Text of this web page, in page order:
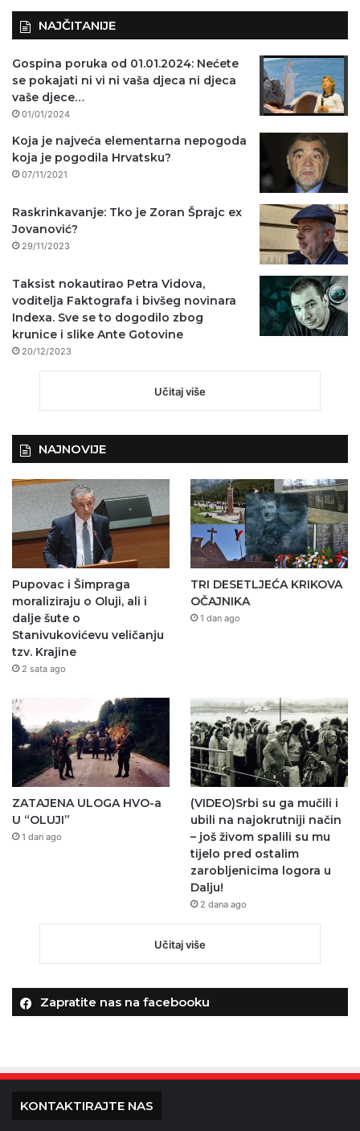
NAJČITANIJE
Gospina poruka od 01.01.2024: Nećete
se pokajati ni vi ni vaša djeca ni djeca
vaše djece…
01/01/2024
Koja je najveća elementarna nepogoda
koja je pogodila Hrvatsku?
07/11/2021
Raskrinkavanje: Tko je Zoran Šprajc ex
Jovanović?
29/11/2023
Taksist nokautirao Petra Vidova,
voditelja Faktografa i bivšeg novinara
Indexa. Sve se to dogodilo zbog
krunice i slike Ante Gotovine
20/12/2023
Učitaj više
NAJNOVIJE
Pupovac i Šimpraga
moraliziraju o Oluji, ali i
dalje šute o
Stanivukovićevu veličanju
tzv. Krajine
2 sata ago
TRI DESETLJEĆA KRIKOVA
OČAJNIKA
1 dan ago
ZATAJENA ULOGA HVO-a
U “OLUJI”
1 dan ago
(VIDEO)Srbi su ga mučili i
ubili na najokrutniji način
– još živom spalili su mu
tijelo pred ostalim
zarobljenicima logora u
Dalju!
2 dana ago
Učitaj više
Zapratite nas na facebooku
KONTAKTIRAJTE NAS